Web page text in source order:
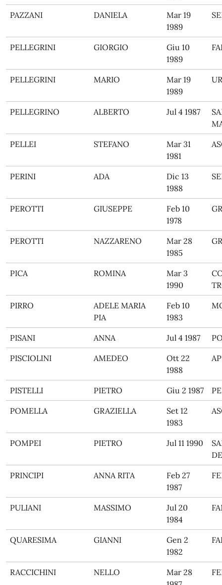
PAZZANI DANIELA
Mar 19
1989
PELLEGRINI GIORGIO
Giu 10
1989
PELLEGRINI MARIO
Mar 19
1989
PELLEGRINO ALBERTO Jul 4 1987
PELLEI STEFANO
Mar 31
1981
PERINI ADA
Dic 13
1988
PEROTTI GIUSEPPE
Feb 10
1978
PEROTTI NAZZARENO
Mar 28
1985
PICA ROMINA
Mar 3
1990
PIRRO
ADELE MARIA
PIA
Feb 10
1983
PISANI ANNA Jul 4 1987
PISCIOLINI AMEDEO
Ott 22
1988
PISTELLI PIETRO Giu 2 1987
POMELLA GRAZIELLA
Set 12
1983
POMPEI PIETRO Jul 11 1990
PRINCIPI ANNA RITA
Feb 27
1987
PULIANI MASSIMO
Jul 20
1984
QUARESIMA GIANNI
Gen 2
1982
RACCICHINI NELLO
Mar 28